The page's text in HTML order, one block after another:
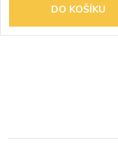
DO KOŠÍKU